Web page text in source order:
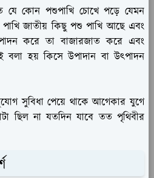
যে কোন পশুপাখি চোখে পড়ে যেমন
জাতীয় কিছু পশু পাখি আছে এবং
করে তা বাজারজাত করে এবং
বলা হয় কিসে উপাদান বা উৎপাদন
সুবিধা পেয়ে থাকে আগেকার যুগে
ছিল না যতদিন যাবে তত পৃথিবীর